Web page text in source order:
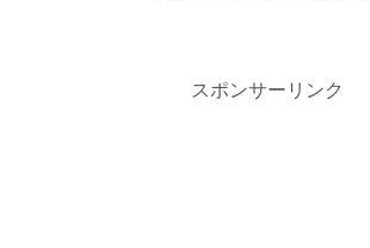
スポンサーリンク